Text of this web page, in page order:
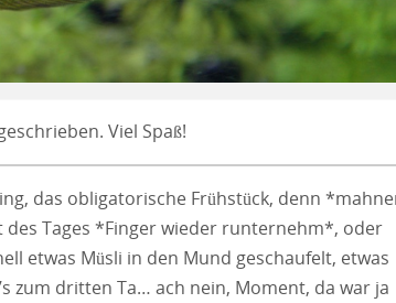
Viel Spaß!
das obligatorische Frühstück, denn
des Tages *Finger wieder runternehm*, oder
etwas Müsli in den Mund geschaufelt, etwas
zum dritten Ta… ach nein, Moment, da war ja